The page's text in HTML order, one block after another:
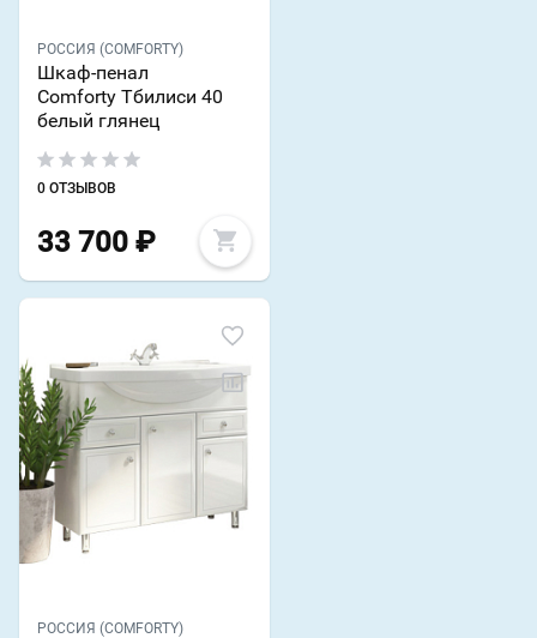
РОССИЯ (COMFORTY)
Шкаф-пенал
Comforty Тбилиси 40
белый глянец
0 ОТЗЫВОВ
33 700 ₽
РОССИЯ (COMFORTY)